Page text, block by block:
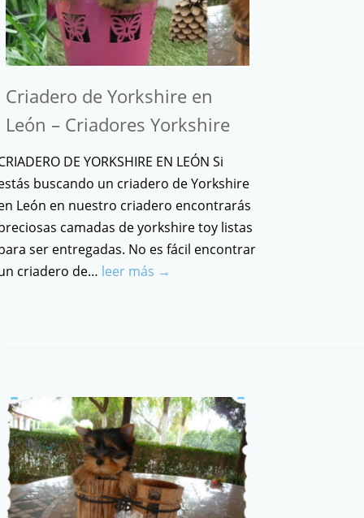
Criadero de Yorkshire en
León – Criadores Yorkshire
DE YORKSHIRE EN LEÓN Si
buscando un criadero de Yorkshire
León en nuestro criadero encontrarás
camadas de yorkshire toy listas
ser entregadas. No es fácil encontrar
criadero de… leer más →